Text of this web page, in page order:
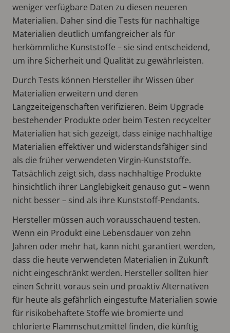
weniger verfügbare Daten zu diesen neueren
Materialien. Daher sind die Tests für nachhaltige
Materialien deutlich umfangreicher als für
herkömmliche Kunststoffe – sie sind entscheidend,
um ihre Sicherheit und Qualität zu gewährleisten.
Durch Tests können Hersteller ihr Wissen über
Materialien erweitern und deren
Langzeiteigenschaften verifizieren. Beim Upgrade
bestehender Produkte oder beim Testen recycelter
Materialien hat sich gezeigt, dass einige nachhaltige
Materialien effektiver und widerstandsfähiger sind
als die früher verwendeten Virgin-Kunststoffe.
Tatsächlich zeigt sich, dass nachhaltige Produkte
hinsichtlich ihrer Langlebigkeit genauso gut – wenn
nicht besser – sind als ihre Kunststoff-Pendants.
Hersteller müssen auch vorausschauend testen.
Wenn ein Produkt eine Lebensdauer von zehn
Jahren oder mehr hat, kann nicht garantiert werden,
dass die heute verwendeten Materialien in Zukunft
nicht eingeschränkt werden. Hersteller sollten hier
einen Schritt voraus sein und proaktiv Alternativen
für heute als gefährlich eingestufte Materialien sowie
für risikobehaftete Stoffe wie bromierte und
chlorierte Flammschutzmittel finden, die künftig